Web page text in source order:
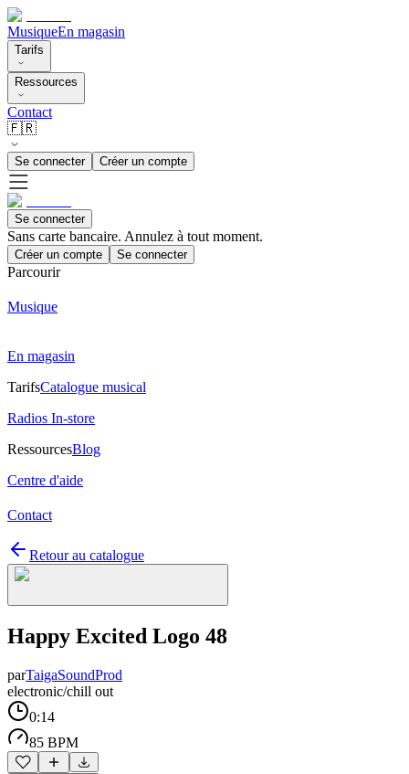
MusiqueEn magasin
Tarifs
Ressources
Contact
🇫🇷
Se connecter Créer un compte
Se connecter
Sans carte bancaire. Annulez à tout moment.
Créer un compte Se connecter
Parcourir
Musique
En magasin
TarifsCatalogue musical
Radios In-store
RessourcesBlog
Centre d'aide
Contact
Retour au catalogue
Happy Excited Logo 48
parTaigaSoundProd
electronic/chill out
0:14
85 BPM